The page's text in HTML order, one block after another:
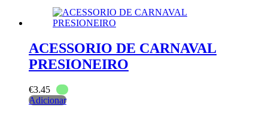
ACESSORIO DE CARNAVAL
PRESIONEIRO
€3.45
Adicionar